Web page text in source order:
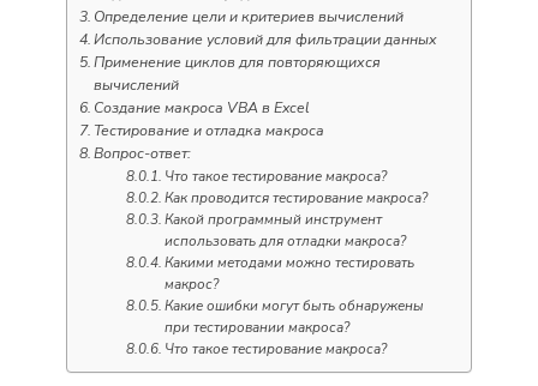
Определение цели и критериев вычислений
Использование условий для фильтрации данных
Применение циклов для повторяющихся
вычислений
Создание макроса VBA в Excel
Тестирование и отладка макроса
Вопрос-ответ:
Что такое тестирование макроса?
Как проводится тестирование макроса?
Какой программный инструмент
использовать для отладки макроса?
Какими методами можно тестировать
макрос?
Какие ошибки могут быть обнаружены
при тестировании макроса?
Что такое тестирование макроса?